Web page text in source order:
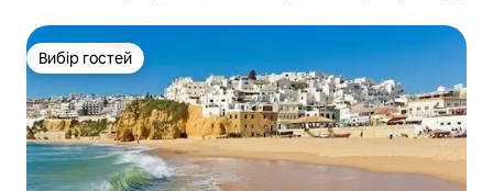
Вибір гостей
Вибір гостей